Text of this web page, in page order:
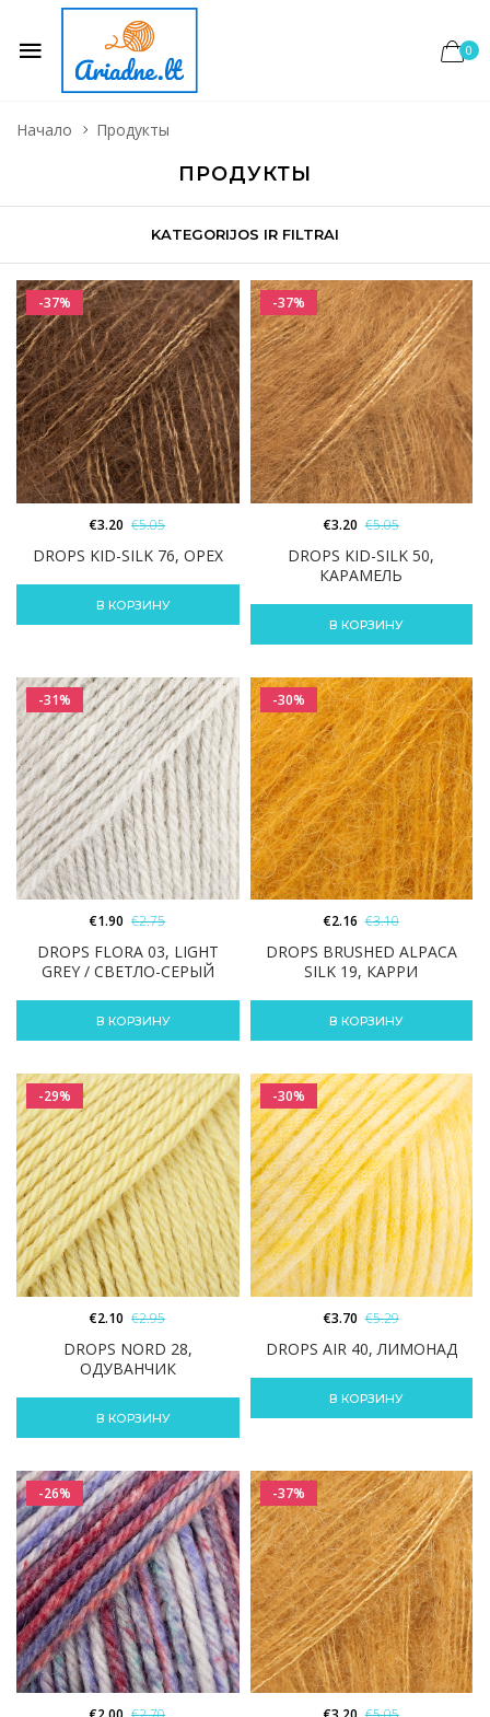
0
Начало Продукты
ПРОДУКТЫ
KATEGORIJOS IR FILTRAI
-37%
DROPS KID-SILK 76, ОРЕХ
€3.20 €5.05
В КОРЗИНУ
-37%
DROPS KID-SILK 50,
КАРАМЕЛЬ
€3.20 €5.05
В КОРЗИНУ
-31%
DROPS FLORA 03, LIGHT
GREY / СВЕТЛО-СЕРЫЙ
€1.90 €2.75
В КОРЗИНУ
-30%
DROPS BRUSHED ALPACA
SILK 19, КАРРИ
€2.16 €3.10
В КОРЗИНУ
-29%
DROPS NORD 28,
ОДУВАНЧИК
€2.10 €2.95
В КОРЗИНУ
-30%
DROPS AIR 40, ЛИМОНАД
€3.70 €5.29
В КОРЗИНУ
-26% -37%